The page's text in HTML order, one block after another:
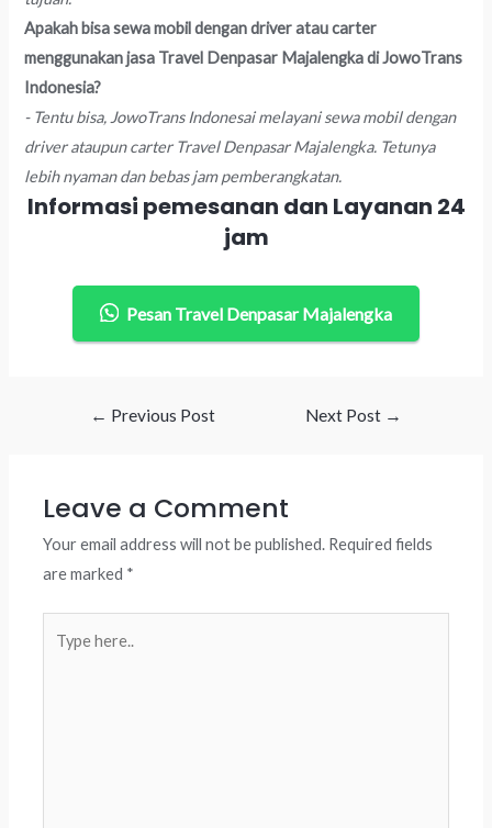
Apakah bisa sewa mobil dengan driver atau carter
menggunakan jasa Travel Denpasar Majalengka di JowoTrans
Indonesia?
- Tentu bisa, JowoTrans Indonesai melayani sewa mobil dengan
driver ataupun carter Travel Denpasar Majalengka. Tetunya
lebih nyaman dan bebas jam pemberangkatan.
Informasi pemesanan dan Layanan 24
jam
Pesan Travel Denpasar Majalengka
Post← Previous Post Next Post →
Leave a Comment
Your email address will not be published. Required fields
are marked *
here..